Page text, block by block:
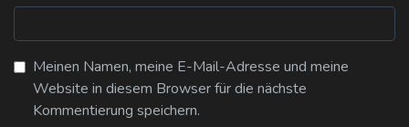
Meinen Namen, meine E-Mail-Adresse und meine
Website in diesem Browser für die nächste
Kommentierung speichern.